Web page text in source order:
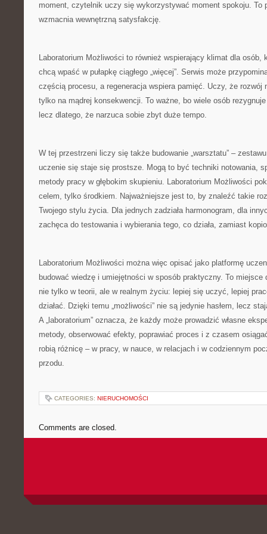
moment, czytelnik uczy się wykorzystywać moment spokoju. To
wzmacnia wewnętrzną satysfakcję.
Laboratorium Możliwości to również wspierający klimat dla osób,
chcą wpaść w pułapkę ciągłego „więcej”. Serwis może
częścią procesu, a regeneracja wspiera pamięć. Uczy, że rozwój
tylko na mądrej konsekwencji. To ważne, bo wiele osób
lecz dlatego, że narzuca sobie zbyt duże tempo.
W tej przestrzeni liczy się także budowanie „warsztatu” –
uczenie się staje się prostsze. Mogą to być techniki notowania,
metody pracy w głębokim skupieniu. Laboratorium Możliwości
celem, tylko środkiem. Najważniejsze jest to, by znaleźć takie
Twojego stylu życia. Dla jednych zadziała harmonogram, dla
zachęca do testowania i wybierania tego, co działa, zamiast
Laboratorium Możliwości można więc opisać jako platformę
budować wiedzę i umiejętności w sposób praktyczny. To
nie tylko w teorii, ale w realnym życiu: lepiej się uczyć, lepiej
działać. Dzięki temu „możliwości” nie są jedynie hasłem, lecz
A „laboratorium” oznacza, że każdy może prowadzić własne
metody, obserwować efekty, poprawiać proces i z czasem
robią różnicę – w pracy, w nauce, w relacjach i w codziennym
przodu.
CATEGORIES: NIERUCHOMOŚCI
Comments are closed.